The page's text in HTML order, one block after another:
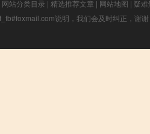
网站分类目录 | 精选推荐文章 | 网站地图 | 疑难
说明，我们会及时纠正，谢谢